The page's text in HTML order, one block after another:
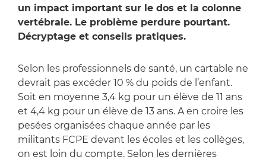
un impact important sur le dos et la colonne
vertébrale. Le problème perdure pourtant.
Décryptage et conseils pratiques.
Selon les professionnels de santé, un cartable ne
devrait pas excéder 10 % du poids de l’enfant.
Soit en moyenne 3,4 kg pour un élève de 11 ans
et 4,4 kg pour un élève de 13 ans. A en croire les
pesées organisées chaque année par les
militants FCPE devant les écoles et les collèges,
on est loin du compte. Selon les dernières